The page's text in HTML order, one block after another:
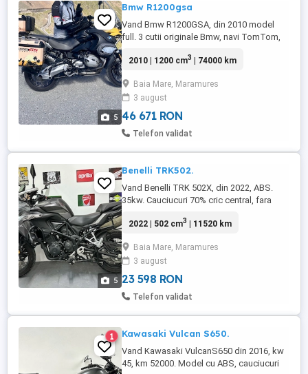
5
Bmw R1200gsa
Vand Bmw R1200GSA, din 2010 model
full. 3 cutii originale Bmw, navi TomTom,
2chei+2telecomenzi pentru alarma. Husa
Paravant reglabil. Motor-cutia-ambreaj
fara probleme. Km 70.000. Original de
fabrica modificat doar farul din fata si ...
2010 | 1200 cm3 | 74000 km
Baia Mare, Maramures
3 august
46 671 RON
Telefon validat
5
Benelli TRK502.
Vand Benelli TRK 502X, din 2022, ABS.
35kw. Cauciucuri 70% cric central, fara
regula. Motocicleta cu un singur
dupa test.
2022 | 502 cm3 | 11520 km
Baia Mare, Maramures
3 august
23 598 RON
Telefon validat
1 Kawasaki Vulcan S650.
Vand Kawasaki VulcanS650 din 2016, kw
45, km 52000. Model cu ABS, cauciucuri